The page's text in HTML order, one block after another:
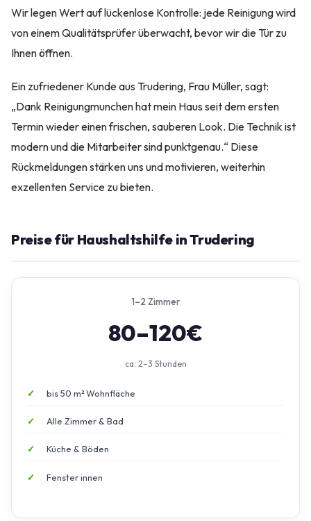
Wir legen Wert auf lückenlose Kontrolle: jede Reinigung wird
von einem Qualitätsprüfer überwacht, bevor wir die Tür zu
Ihnen öffnen.
Ein zufriedener Kunde aus Trudering, Frau Müller, sagt:
„Dank Reinigungmunchen hat mein Haus seit dem ersten
Termin wieder einen frischen, sauberen Look. Die Technik ist
modern und die Mitarbeiter sind punktgenau.“ Diese
Rückmeldungen stärken uns und motivieren, weiterhin
exzellenten Service zu bieten.
Preise für Haushaltshilfe in Trudering
1–2 Zimmer
80–120€
ca. 2–3 Stunden
bis 50 m² Wohnfläche
Alle Zimmer & Bad
Küche & Böden
Fenster innen